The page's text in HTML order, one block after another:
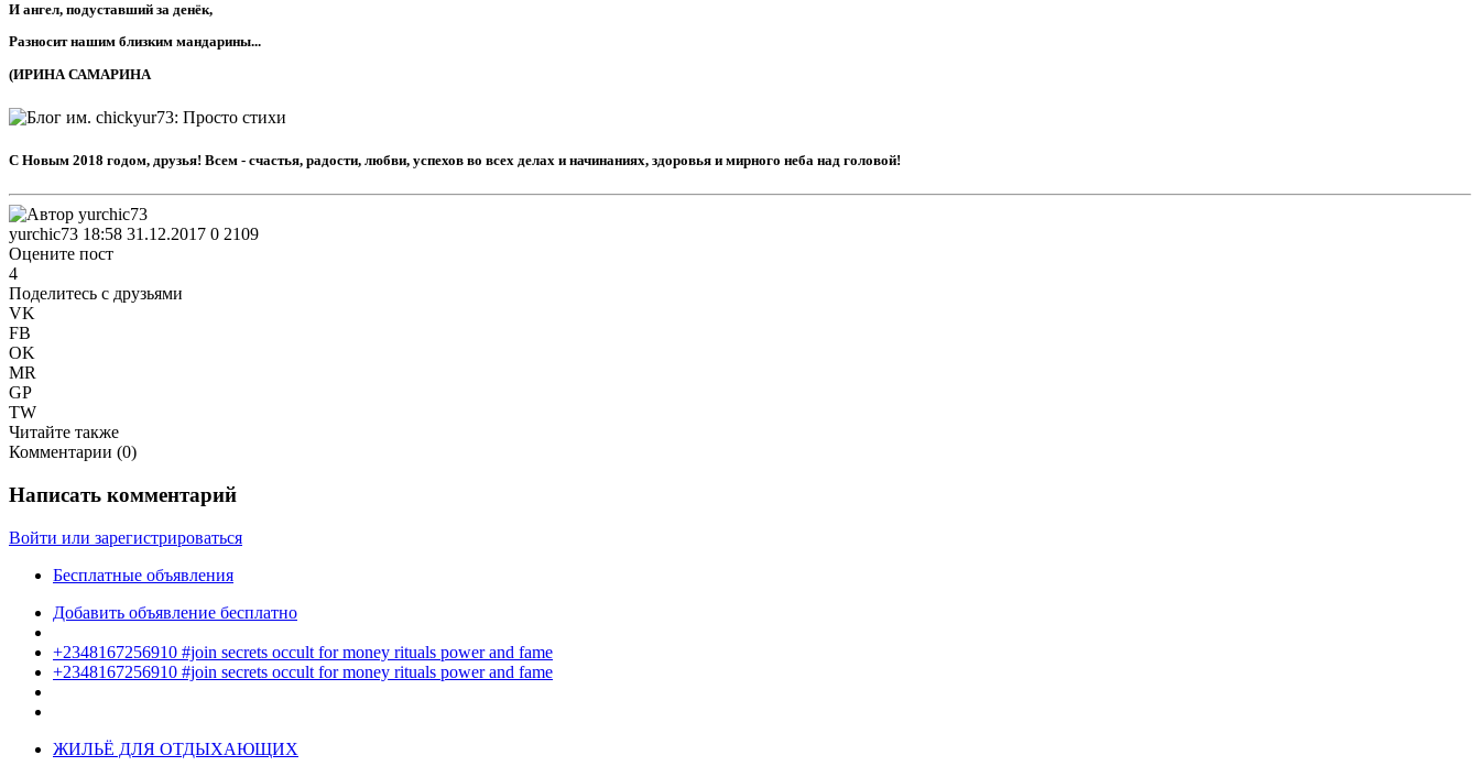
И ангел, подуставший за денёк,
Разносит нашим близким мандарины...
(ИРИНА САМАРИНА
С Новым 2018 годом, друзья! Всем - счастья, радости, любви, успехов во всех делах и начинаниях, здоровья и мирного неба над головой!
yurchic73 18:58 31.12.2017 0 2109
Оцените пост
4
Поделитесь с друзьями
VK
FB
OK
MR
GP
TW
Читайте также
Комментарии (0)
Написать комментарий
Войти или зарегистрироваться
Бесплатные объявления
Добавить объявление бесплатно
+2348167256910 #join secrets occult for money rituals power and fame
+2348167256910 #join secrets occult for money rituals power and fame
ЖИЛЬЁ ДЛЯ ОТДЫХАЮЩИХ